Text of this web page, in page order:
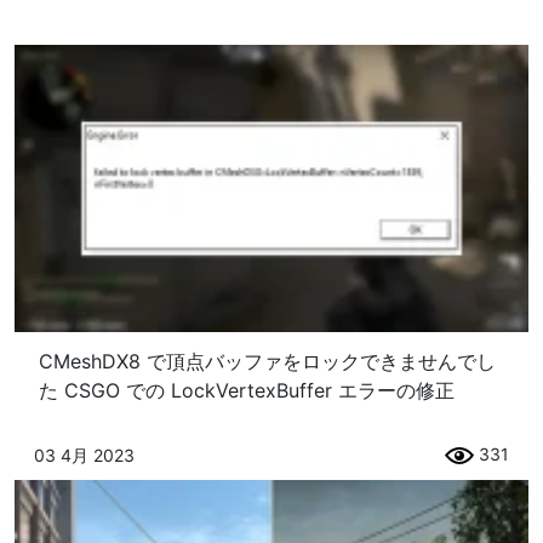
CMeshDX8 で頂点バッファをロックできませんでし
た CSGO での LockVertexBuffer エラーの修正
03 4月 2023 331